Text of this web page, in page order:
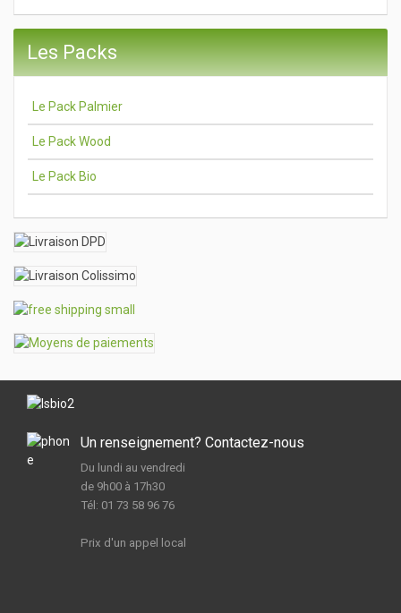
Les Packs
Le Pack Palmier
Le Pack Wood
Le Pack Bio
Un renseignement? Contactez-nous
Du lundi au vendredi
de 9h00 à 17h30
Tél: 01 73 58 96 76
Prix d'un appel local